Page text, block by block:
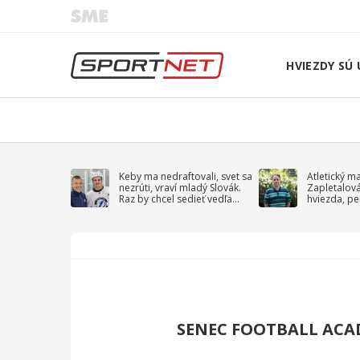
HVIEZDY SÚ
Keby ma nedraftovali, svet sa
nezrúti, vraví mladý Slovák.
Raz by chcel sedieť vedľa
Atletický
hviezda,
SENEC FOOTBALL